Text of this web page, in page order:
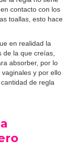
contacto con los
toallas, esto hace
en realidad la
de la que creías,
absorber, por lo
y por ello
de regla